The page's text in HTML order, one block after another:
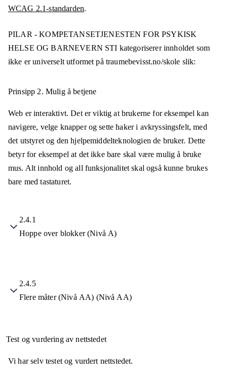
WCAG 2.1-standarden.
PILAR - KOMPETANSETJENESTEN FOR PSYKISK
HELSE OG BARNEVERN STI kategoriserer innholdet som
ikke er universelt utformet på traumebevisst.no/skole slik:
Prinsipp 2. Mulig å betjene
Web er interaktivt. Det er viktig at brukerne for eksempel kan
navigere, velge knapper og sette haker i avkryssingsfelt, med
det utstyret og den hjelpemiddelteknologien de bruker. Dette
betyr for eksempel at det ikke bare skal være mulig å bruke
mus. Alt innhold og all funksjonalitet skal også kunne brukes
bare med tastaturet.
2.4.1
Hoppe over blokker (Nivå A)
2.4.5
Flere måter (Nivå AA) (Nivå AA)
Test og vurdering av nettstedet
Vi har selv testet og vurdert nettstedet.